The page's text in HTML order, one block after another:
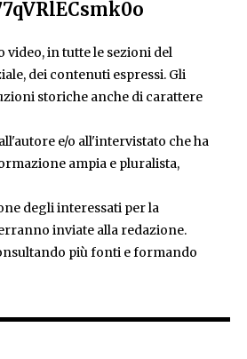
video, in tutte le sezioni del
dei contenuti espressi. Gli
storiche anche di carattere
e/o all'intervistato che ha
ampia e pluralista,
degli interessati per la
inviate alla redazione.
più fonti e formando